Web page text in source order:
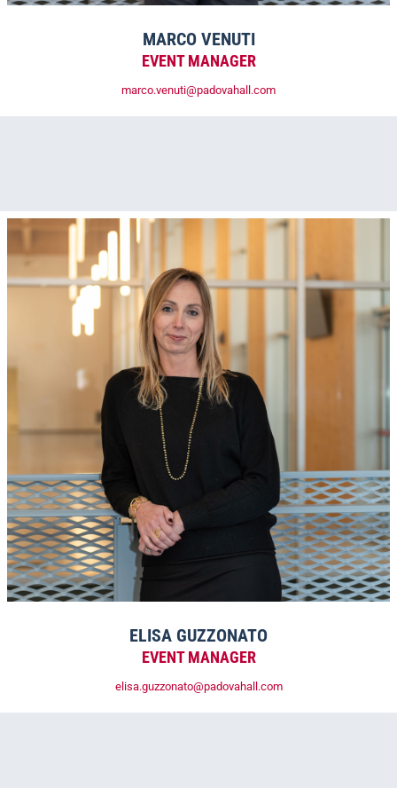
MARCO VENUTI
EVENT MANAGER
marco.venuti@padovahall.com
ELISA GUZZONATO
EVENT MANAGER
elisa.guzzonato@padovahall.com